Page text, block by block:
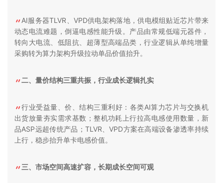
AI服务器TLVR、VPD供电架构落地，供电模组贴近芯片带来
动态电流难题，倒逼电感性能升级。产品由常规低端元器件，
转向大电流、低阻抗、超薄型高端品类，行业逻辑从单纯增量
采购转为算力架构升级拉动单品价值抬升。
二、量价结构三重共振，行业成长逻辑扎实
行业受益量、价、结构三重利好：各类AI算力芯片与交换机
出货放量夯实需求基数；整机功耗上行拉高电感使用数量，新
品ASP远超传统产品；TLVR、VPD方案在高端设备渗透率持续
上行，稳步抬升单卡电感价值。
三、市场空间高速扩容，长期成长空间可观